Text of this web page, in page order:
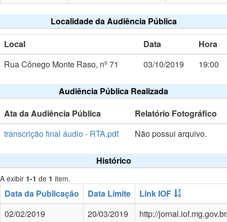
Localidade da Audiência Pública
Local
Data
Hora
Rua Cônego Monte Raso, nº 71
03/10/2019 19:00
Audiência Pública Realizada
Ata da Audiência Pública
Relatório Fotográfico
transcrição final áudio - RTA.pdf
Não possui arquivo.
Histórico
A exibir 1-1 de 1 item.
Data da Publicação Data Limite
Link IOF
02/02/2019
20/03/2019
http://